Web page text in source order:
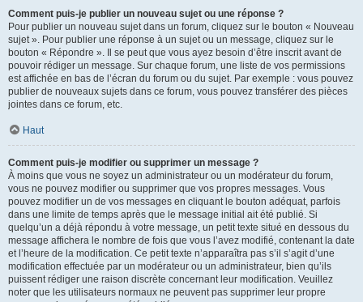
Comment puis-je publier un nouveau sujet ou une réponse ?
Pour publier un nouveau sujet dans un forum, cliquez sur le bouton « Nouveau
sujet ». Pour publier une réponse à un sujet ou un message, cliquez sur le
bouton « Répondre ». Il se peut que vous ayez besoin d’être inscrit avant de
pouvoir rédiger un message. Sur chaque forum, une liste de vos permissions
est affichée en bas de l’écran du forum ou du sujet. Par exemple : vous pouvez
publier de nouveaux sujets dans ce forum, vous pouvez transférer des pièces
jointes dans ce forum, etc.
Haut
Comment puis-je modifier ou supprimer un message ?
À moins que vous ne soyez un administrateur ou un modérateur du forum,
vous ne pouvez modifier ou supprimer que vos propres messages. Vous
pouvez modifier un de vos messages en cliquant le bouton adéquat, parfois
dans une limite de temps après que le message initial ait été publié. Si
quelqu’un a déjà répondu à votre message, un petit texte situé en dessous du
message affichera le nombre de fois que vous l’avez modifié, contenant la date
et l’heure de la modification. Ce petit texte n’apparaîtra pas s’il s’agit d’une
modification effectuée par un modérateur ou un administrateur, bien qu’ils
puissent rédiger une raison discrète concernant leur modification. Veuillez
noter que les utilisateurs normaux ne peuvent pas supprimer leur propre